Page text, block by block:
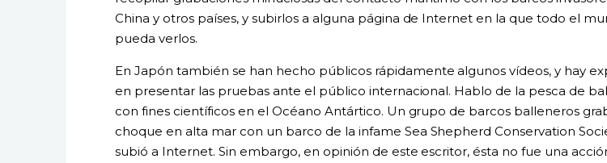
China y otros países, y subirlos a alguna página de Internet en la que todo el
pueda verlos.
En Japón también se han hecho públicos rápidamente algunos vídeos, y hay
en presentar las pruebas ante el público internacional. Hablo de la pesca de
con fines científicos en el Océano Antártico. Un grupo de barcos balleneros
choque en alta mar con un barco de la infame Sea Shepherd Conservation
subió a Internet. Sin embargo, en opinión de este escritor, ésta no fue una